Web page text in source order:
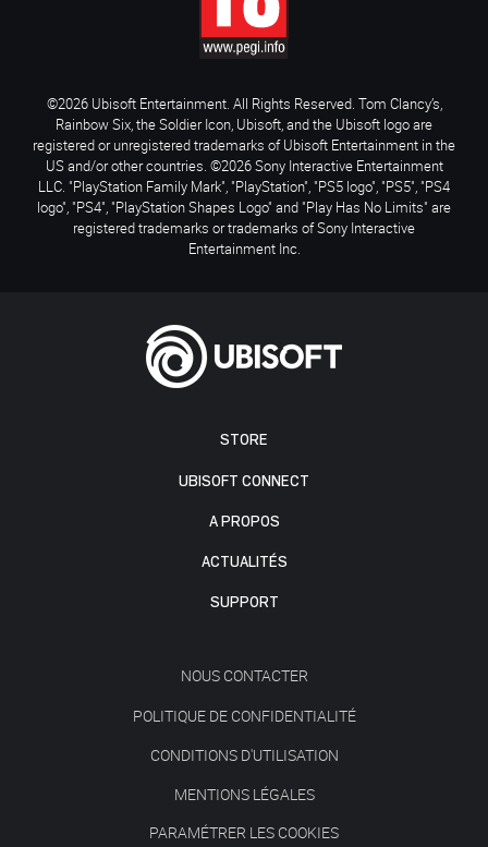
STORE
UBISOFT CONNECT
A PROPOS
ACTUALITÉS
SUPPORT
NOUS CONTACTER
POLITIQUE DE CONFIDENTIALITÉ
CONDITIONS D'UTILISATION
MENTIONS LÉGALES
PARAMÉTRER LES COOKIES
©2026 Ubisoft Entertainment. All Rights Reserved. Tom Clancy’s,
Rainbow Six, the Soldier Icon, Ubisoft, and the Ubisoft logo are
registered or unregistered trademarks of Ubisoft Entertainment in the
US and/or other countries. ©2026 Sony Interactive Entertainment
LLC. "PlayStation Family Mark", "PlayStation", "PS5 logo", "PS5", "PS4
logo", "PS4", "PlayStation Shapes Logo" and "Play Has No Limits" are
registered trademarks or trademarks of Sony Interactive
Entertainment Inc.